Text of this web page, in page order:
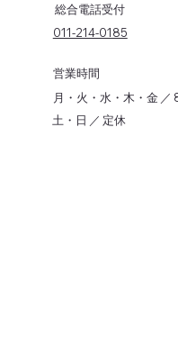
​総合電話受付
営業時間
011-214-0185
月・火・水・木・金 ／
土・日 ／ 定休